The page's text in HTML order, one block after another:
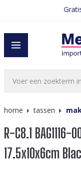
home tassen
R-C8.1
17.5x10x6cm